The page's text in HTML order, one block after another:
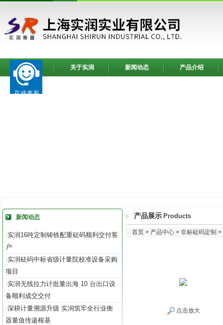
网站首页 关于实润 新闻动态 产品介绍
新闻动态
·实润16吨定制铸铁配重砝码顺利交付客
户
·实润砝码中标省级计量院校准设备采购
项目
·实润无线拉力计批量出海 10 台出口设
备顺利成交交付
·深耕计量溯源升级 实润筑牢全行业衡
器量值传递根基
产品展示 Products
首页 > 产品中心 > 非标砝码定制 >
点击放大